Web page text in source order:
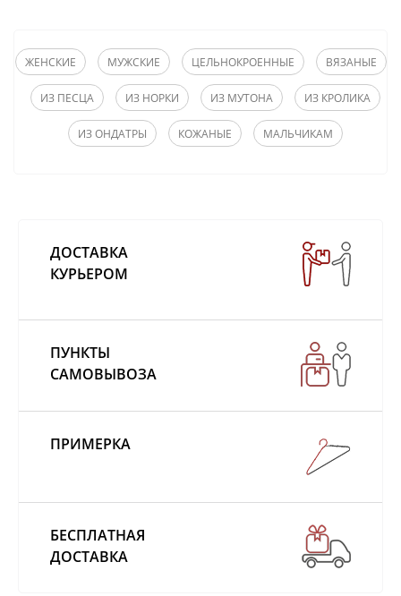
ЖЕНСКИЕ МУЖСКИЕ ЦЕЛЬНОКРОЕННЫЕ ВЯЗАНЫЕ
ИЗ ПЕСЦА ИЗ НОРКИ ИЗ МУТОНА ИЗ КРОЛИКА
ИЗ ОНДАТРЫ КОЖАНЫЕ МАЛЬЧИКАМ
ДОСТАВКА
КУРЬЕРОМ
ПУНКТЫ
САМОВЫВОЗА
ПРИМЕРКА
БЕСПЛАТНАЯ
ДОСТАВКА